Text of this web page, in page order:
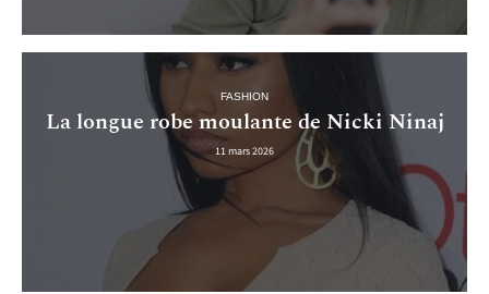
FASHION
La longue robe moulante de Nicki Ninaj
11 mars 2026